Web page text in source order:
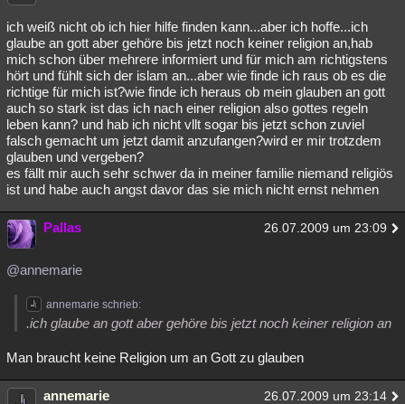
ich weiß nicht ob ich hier hilfe finden kann...aber ich hoffe...ich
glaube an gott aber gehöre bis jetzt noch keiner religion an,hab
mich schon über mehrere informiert und für mich am richtigstens
hört und fühlt sich der islam an...aber wie finde ich raus ob es die
richtige für mich ist?wie finde ich heraus ob mein glauben an gott
auch so stark ist das ich nach einer religion also gottes regeln
leben kann? und hab ich nicht vllt sogar bis jetzt schon zuviel
falsch gemacht um jetzt damit anzufangen?wird er mir trotzdem
glauben und vergeben?
es fällt mir auch sehr schwer da in meiner familie niemand religiös
ist und habe auch angst davor das sie mich nicht ernst nehmen
Pallas 26.07.2009 um 23:09
@annemarie
annemarie schrieb:
.ich glaube an gott aber gehöre bis jetzt noch keiner religion an
Man braucht keine Religion um an Gott zu glauben
annemarie 26.07.2009 um 23:14